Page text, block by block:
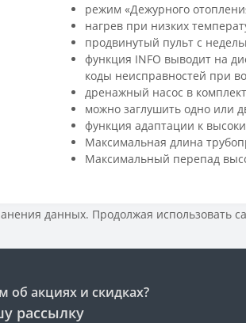
режим «Дежурного
нагрев при низких
продвинутый пульт с
функция INFO выводит на
коды неисправностей при
дренажный насос в
можно заглушить одно или
функция адаптации к
Максимальная длина
Максимальный перепад
данных. Продолжая использовать
об акциях и скидках?
рассылку